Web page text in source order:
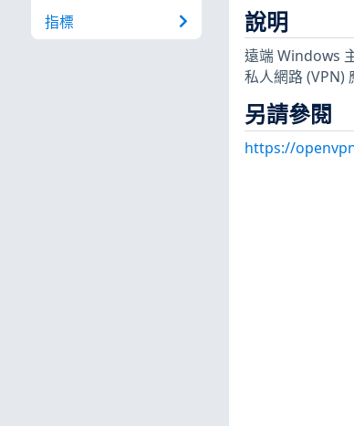
指標 說明
遠端 Windows
私人網路 (VPN)
另請參閱
https://